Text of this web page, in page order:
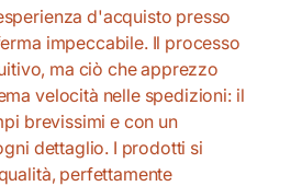
d'acquisto presso
impeccabile. Il processo
ma ciò che apprezzo
velocità nelle spedizioni: il
brevissimi e con un
dettaglio. I prodotti si
perfettamente